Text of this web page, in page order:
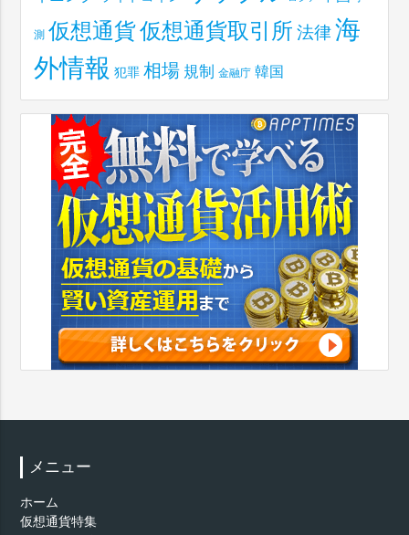
測 仮想通貨仮想通貨取引所 法律 海
外情報 犯罪 相場 規制 金融庁 韓国
メニュー
ホーム
仮想通貨特集